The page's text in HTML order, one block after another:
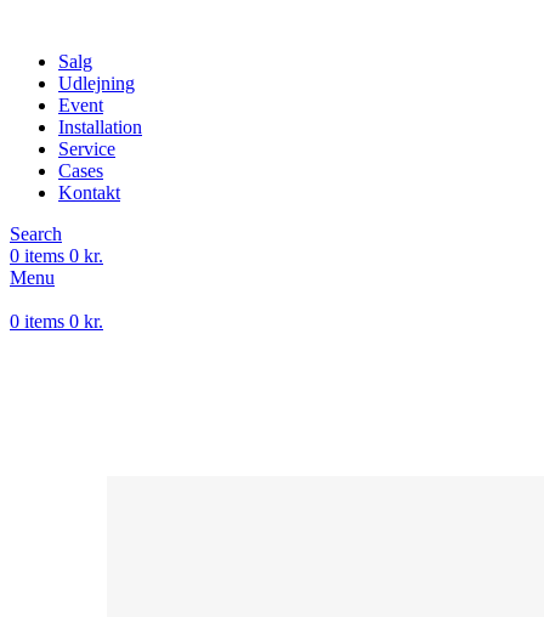
Salg
Udlejning
Event
Installation
Service
Cases
Kontakt
Search
0 items 0 kr.
Menu
0 items 0 kr.